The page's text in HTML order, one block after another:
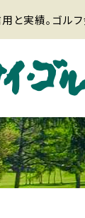
と実績。ゴル